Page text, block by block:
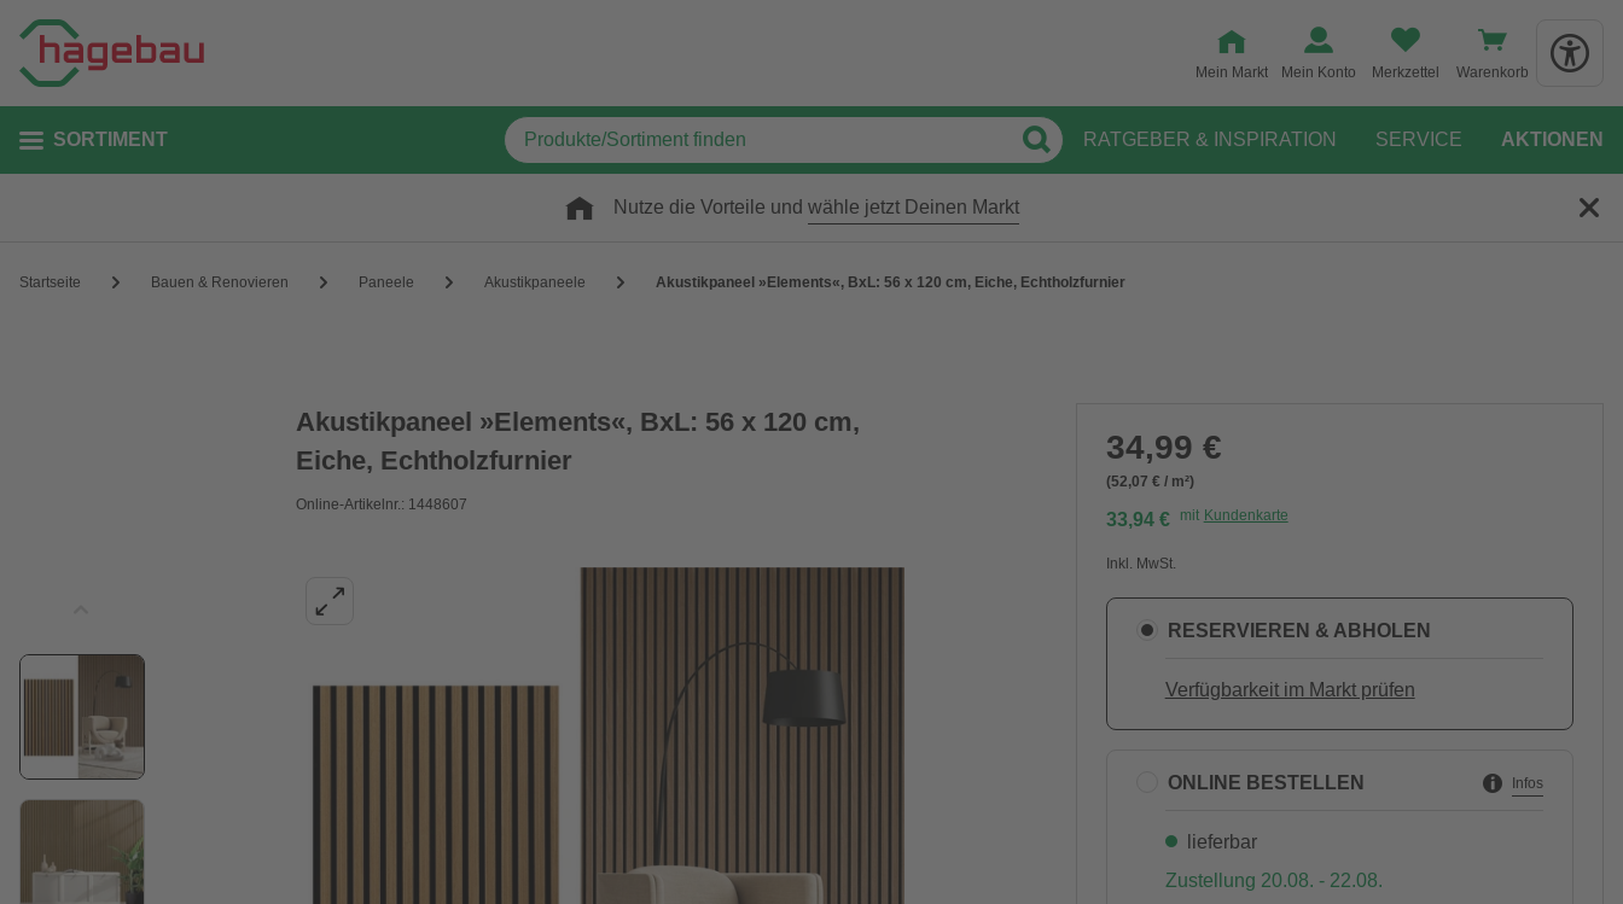
Mein Markt Mein Konto Merkzettel Warenkorb
SORTIMENT RATGEBER & INSPIRATION SERVICE AKTIONEN
Nutze die Vorteile und wähle jetzt Deinen Markt
Startseite Bauen & Renovieren Paneele Akustikpaneele Akustikpaneel »Elements«, BxL: 56 x 120 cm, Eiche, Echtholzfurnier
Akustikpaneel »Elements«, BxL: 56 x 120 cm,
Eiche, Echtholzfurnier
Online-Artikelnr.: 1448607
34,99 €
(52,07 € / m²)
33,94 € mit Kundenkarte
Inkl. MwSt.
RESERVIEREN & ABHOLEN
Verfügbarkeit im Markt prüfen
ONLINE BESTELLEN Infos
lieferbar
Zustellung 20.08. - 22.08.